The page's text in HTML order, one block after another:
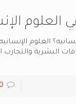
العلوم
البشرية والتجارب